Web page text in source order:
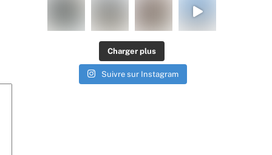
Charger plus
Suivre sur Instagram